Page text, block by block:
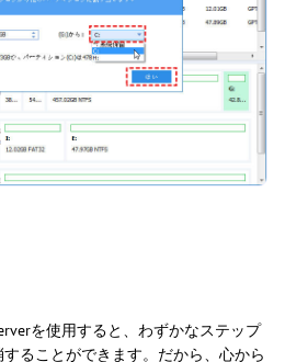
を使用すると、わずかなステップ
ることができます。だから、心から